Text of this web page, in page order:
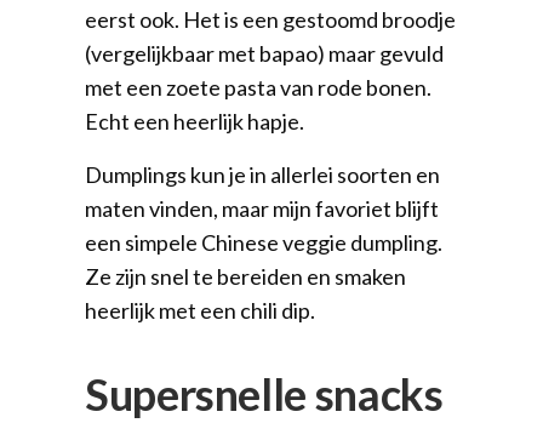
eerst ook. Het is een gestoomd broodje
(vergelijkbaar met bapao) maar gevuld
met een zoete pasta van rode bonen.
Echt een heerlijk hapje.
Dumplings kun je in allerlei soorten en
maten vinden, maar mijn favoriet blijft
een simpele Chinese veggie dumpling.
Ze zijn snel te bereiden en smaken
heerlijk met een chili dip.
Supersnelle snacks